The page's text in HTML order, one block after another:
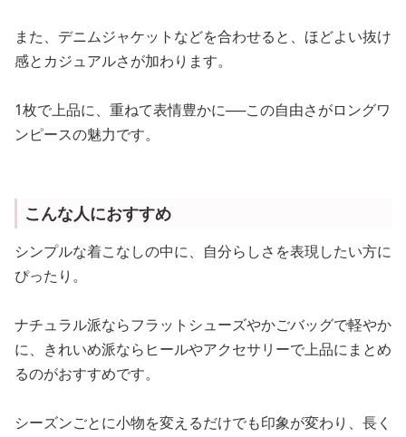
また、デニムジャケットなどを合わせると、ほどよい抜け
感とカジュアルさが加わります。
1枚で上品に、重ねて表情豊かに──この自由さがロングワ
ンピースの魅力です。
こんな人におすすめ
シンプルな着こなしの中に、自分らしさを表現したい方に
ぴったり。
ナチュラル派ならフラットシューズやかごバッグで軽やか
に、きれいめ派ならヒールやアクセサリーで上品にまとめ
るのがおすすめです。
シーズンごとに小物を変えるだけでも印象が変わり、長く